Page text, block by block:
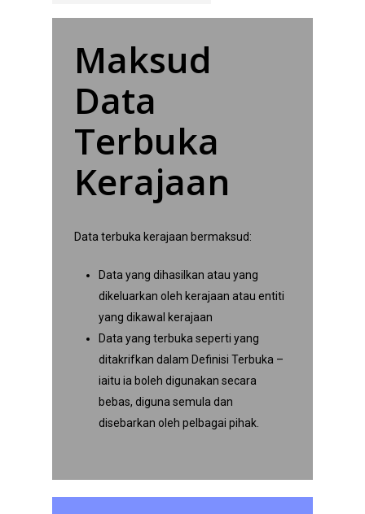
Maksud
Data
Terbuka
Kerajaan
Data terbuka kerajaan bermaksud:
Data yang dihasilkan atau yang
dikeluarkan oleh kerajaan atau entiti
yang dikawal kerajaan
Data yang terbuka seperti yang
ditakrifkan dalam Definisi Terbuka –
iaitu ia boleh digunakan secara
bebas, diguna semula dan
disebarkan oleh pelbagai pihak.